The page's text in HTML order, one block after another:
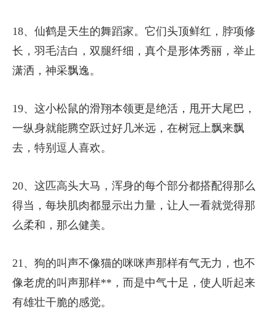
18、仙鹤是天生的舞蹈家。它们头顶鲜红，脖项修
长，羽毛洁白，双腿纤细，真个是形体秀丽，举止
潇洒，神采飘逸。
19、这小松鼠的滑翔本领更是绝活，甩开大尾巴，
一纵身就能腾空跃过好几米远，在树冠上飘来飘
去，特别逗人喜欢。
20、这匹高头大马，浑身的每个部分都搭配得那么
得当，每块肌肉都显示出力量，让人一看就觉得那
么柔和，那么健美。
21、狗的叫声不像猫的咪咪声那样有气无力，也不
像老虎的叫声那样**，而是中气十足，使人听起来
有雄壮干脆的感觉。